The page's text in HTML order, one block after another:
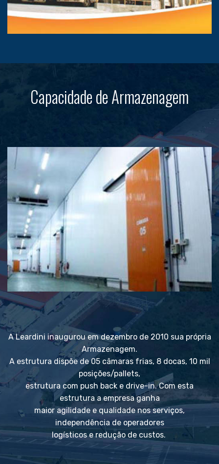
Capacidade de Armazenagem
A Leardini inaugurou em dezembro de 2010 sua própria
Armazenagem.
A estrutura dispõe de 05 câmaras frias, 8 docas, 10 mil
posições/pallets,
estrutura com push back e drive-in. Com esta
estrutura a empresa ganha
maior agilidade e qualidade nos serviços,
independência de operadores
logísticos e redução de custos.